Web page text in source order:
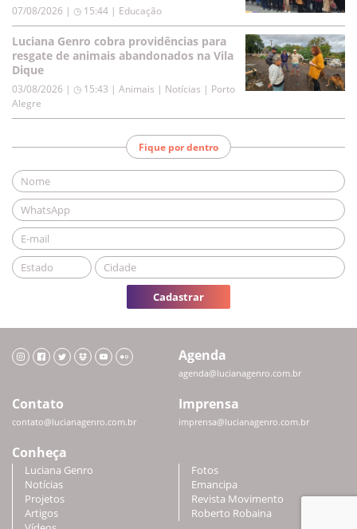
07/08/2026 | ◷ 15:44 | Educação
Luciana Genro cobra providências para
resgate de animais abandonados na Vila
Dique
03/08/2026 | ◷ 15:43 | Animais | Notícias | Porto
Alegre
Fique por dentro
Cadastrar
Agenda
agenda@lucianagenro.com.br
Contato
contato@lucianagenro.com.br
Imprensa
imprensa@lucianagenro.com.br
Conheça
Luciana Genro
Notícias
Projetos
Artigos
Fotos
Emancipa
Revista Movimento
Roberto Robaina